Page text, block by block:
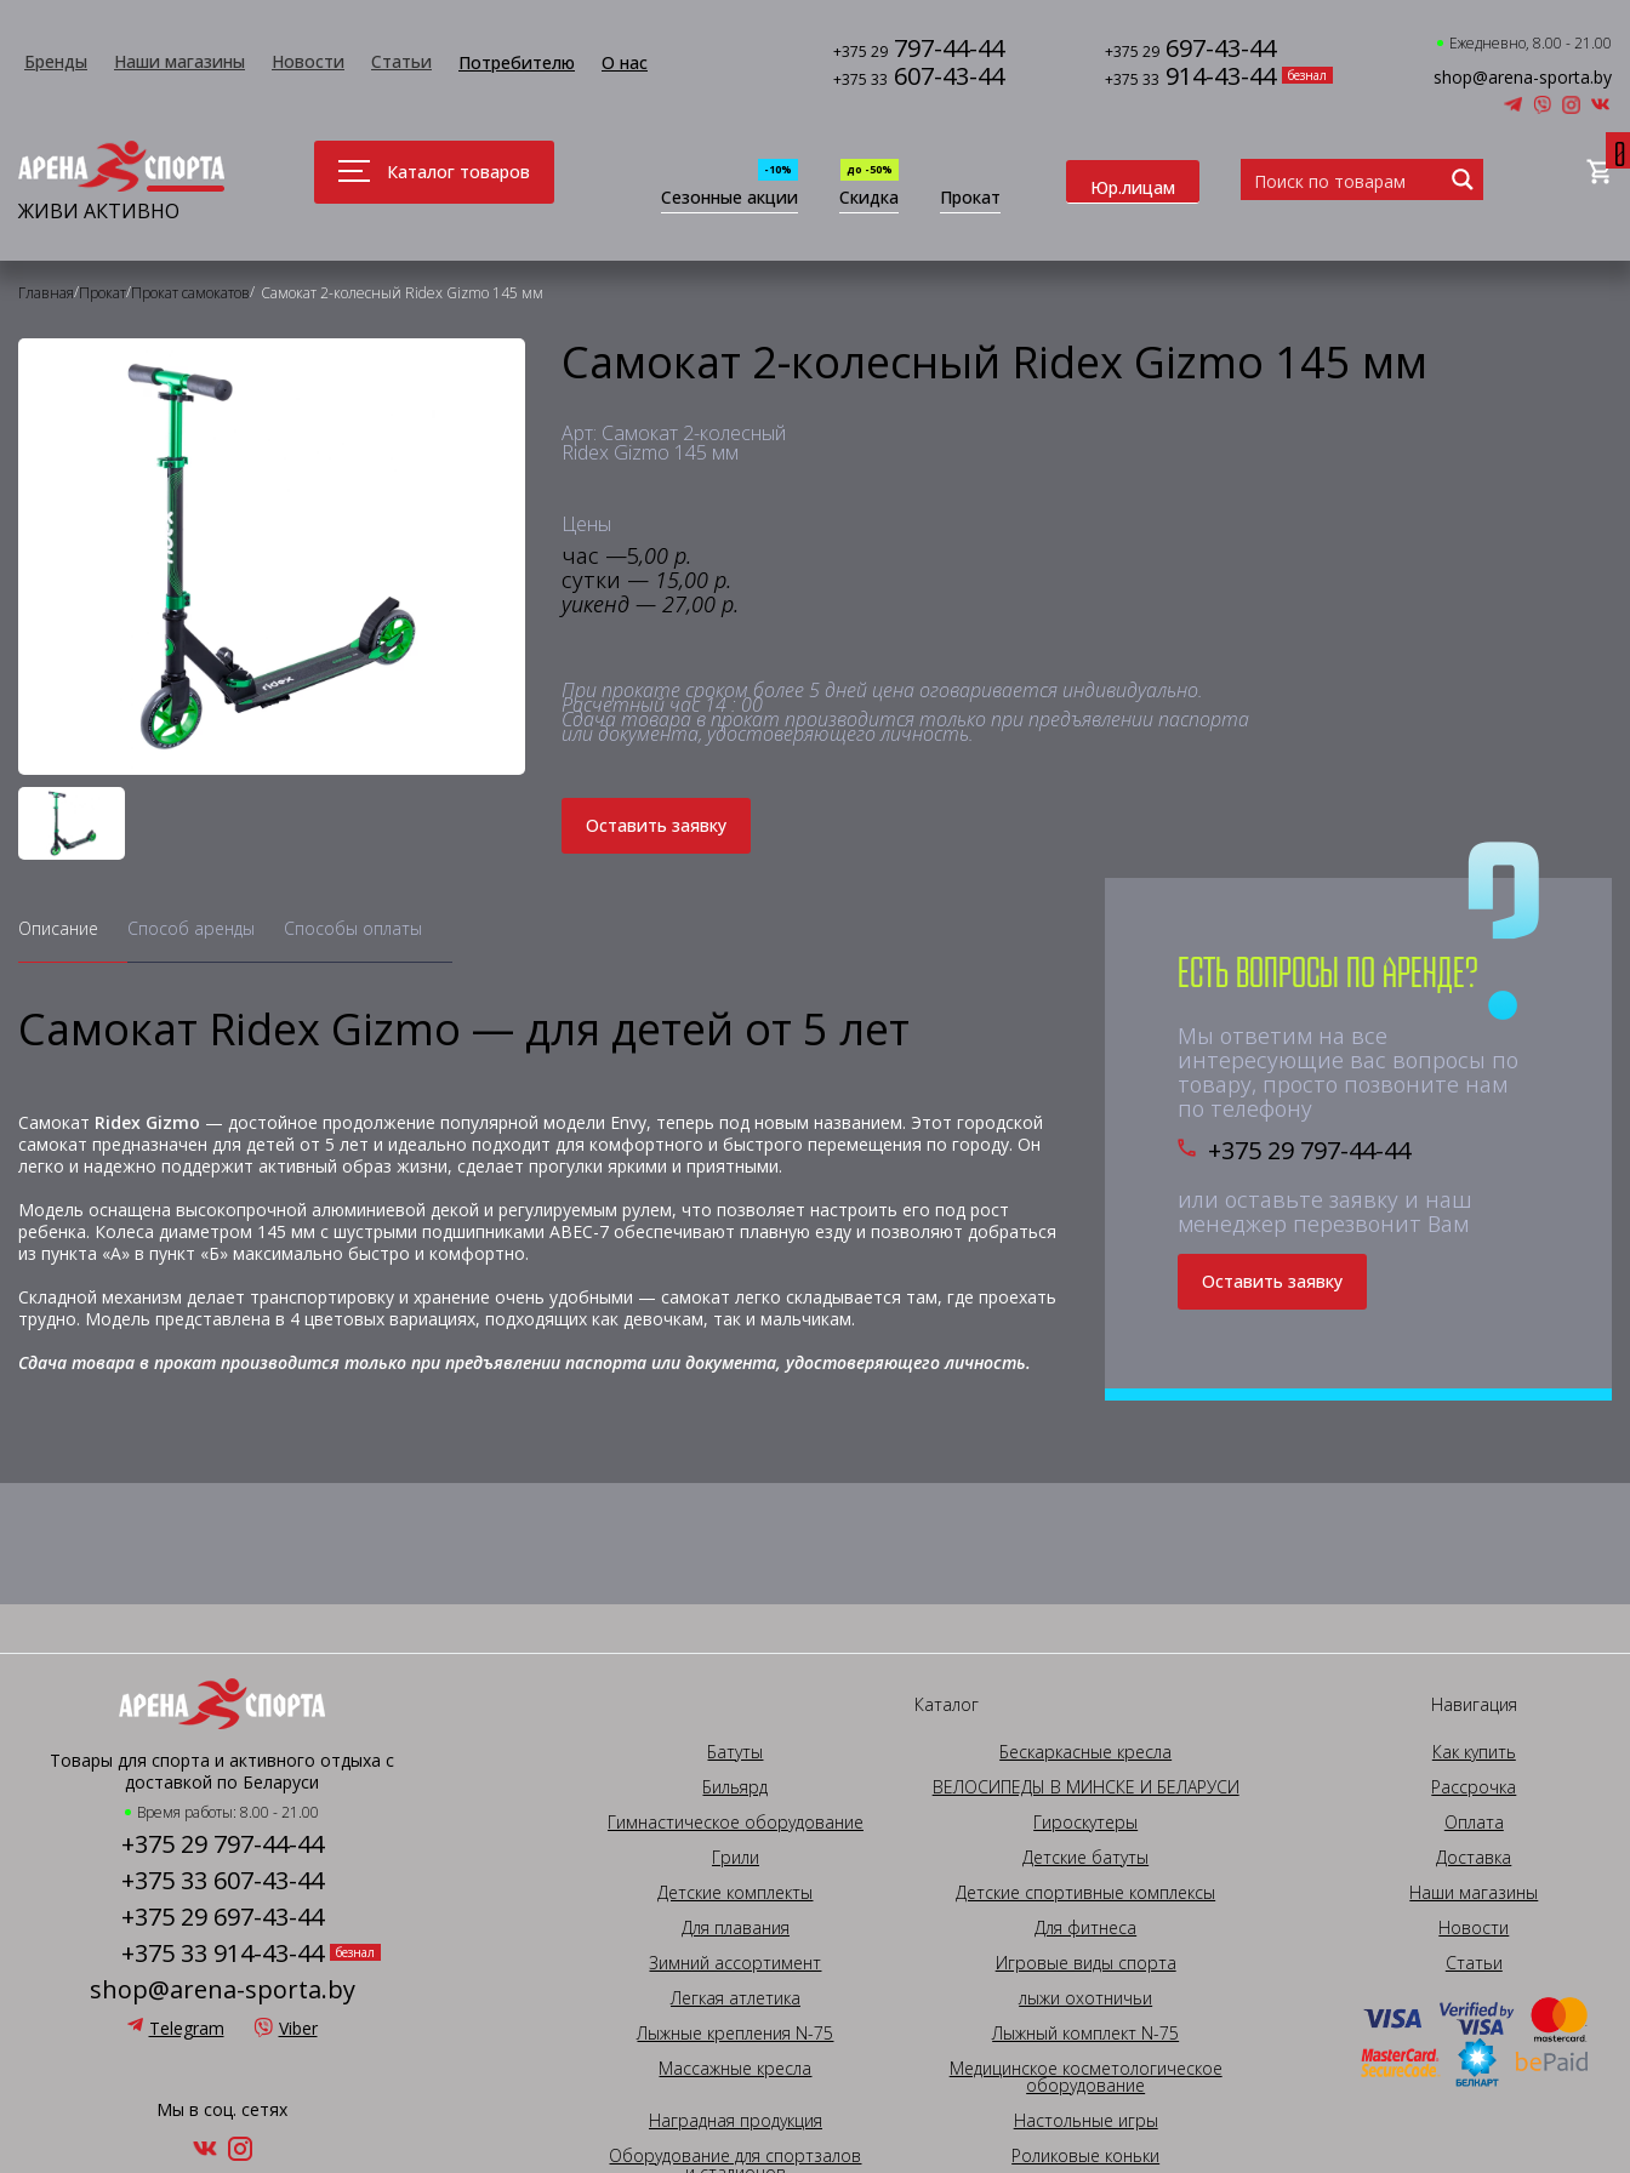
Бренды Наши магазины Новости Статьи Потребителю О нас +375 29 797-44-44 +375 29 697-43-44
+375 33 607-43-44 +375 33 914-43-44 безнал
Ежедневно, 8.00 - 21.00
shop@arena-sporta.by
ЖИВИ АКТИВНО
Каталог товаров
Сезонные акции
-10%
Скидка
до -50%
Прокат Юр.лицам
0
Главная/Прокат/Прокат самокатов/ Самокат 2-колесный Ridex Gizmo 145 мм
Самокат 2-колесный Ridex Gizmo 145 мм
Арт: Самокат 2-колесный
Ridex Gizmo 145 мм
Цены
час —5,00 р.
сутки — 15,00 р.
уикенд — 27,00 р.
При прокате сроком более 5 дней цена оговаривается индивидуально.
Расчетный час 14 : 00
Сдача товара в прокат производится только при предъявлении паспорта
или документа, удостоверяющего личность.
Оставить заявку
Описание Способ аренды Способы оплаты
Самокат Ridex Gizmo — для детей от 5 лет
Самокат Ridex Gizmo — достойное продолжение популярной модели Envy, теперь под новым названием. Этот городской
самокат предназначен для детей от 5 лет и идеально подходит для комфортного и быстрого перемещения по городу. Он
легко и надежно поддержит активный образ жизни, сделает прогулки яркими и приятными.
Модель оснащена высокопрочной алюминиевой декой и регулируемым рулем, что позволяет настроить его под рост
ребенка. Колеса диаметром 145 мм с шустрыми подшипниками ABEC-7 обеспечивают плавную езду и позволяют добраться
из пункта «А» в пункт «Б» максимально быстро и комфортно.
Складной механизм делает транспортировку и хранение очень удобными — самокат легко складывается там, где проехать
трудно. Модель представлена в 4 цветовых вариациях, подходящих как девочкам, так и мальчикам.
Сдача товара в прокат производится только при предъявлении паспорта или документа, удостоверяющего личность.
Есть вопросы по аренде?
Мы ответим на все
интересующие вас вопросы по
товару, просто позвоните нам
по телефону
+375 29 797-44-44
или оставьте заявку и наш
менеджер перезвонит Вам
Оставить заявку
Товары для спорта и активного отдыха с
доставкой по Беларуси
Время работы: 8.00 - 21.00
+375 29 797-44-44
+375 33 607-43-44
+375 29 697-43-44
+375 33 914-43-44
безнал
shop@arena-sporta.by
Telegram Viber
Мы в соц. сетях
Каталог
Батуты
Бескаркасные кресла
Бильярд
ВЕЛОСИПЕДЫ В МИНСКЕ И БЕЛАРУСИ
Гимнастическое оборудование
Гироскутеры
Грили
Детские батуты
Детские комплекты
Детские спортивные комплексы
Для плавания
Для фитнеса
Зимний ассортимент
Игровые виды спорта
Легкая атлетика
лыжи охотничьи
Лыжные крепления N-75
Лыжный комплект N-75
Массажные кресла
Медицинское косметологическое
оборудование
Наградная продукция
Настольные игры
Оборудование для спортзалов
Роликовые коньки
Навигация
Как купить
Рассрочка
Оплата
Доставка
Наши магазины
Новости
Статьи